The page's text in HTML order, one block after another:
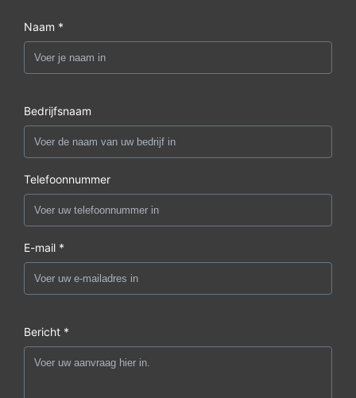
Naam *
Bedrijfsnaam
Telefoonnummer
E-mail *
Bericht *